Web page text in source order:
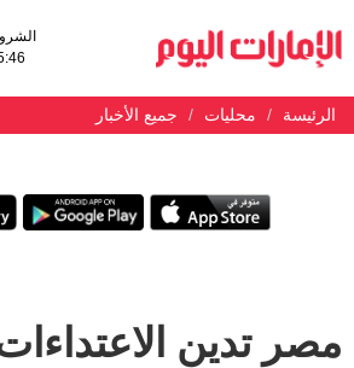
الرئيسة محليات جميع الأخبار
مصر تدين الاعتداءات